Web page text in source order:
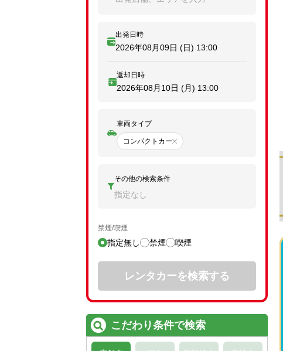
出発日時
2026年08月09日 (日) 13:00
返却日時
2026年08月10日 (月) 13:00
車両タイプ
コンパクトカー
その他の検索条件
指定なし
禁煙/喫煙
指定無し 禁煙 喫煙
レンタカーを検索する
こだわり条件で検索